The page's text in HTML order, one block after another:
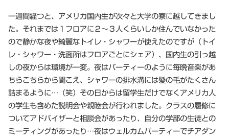
一週間経つと、アメリカ国内生が次々と大学の寮に越してきまし
た。それまでは１フロアに２～３人くらいしか住んでいなかった
ので静かな夜や綺麗なトイレ・シャワーが使えたのですが（トイ
レ・シャワー・洗面所はフロアごとにシェア）、国内生の引っ越
しの夜からは環境が一変。夜はパーティーのように毎晩音楽があ
ちらこちらから聞こえ、シャワーの排水溝には髪の毛がたくさん
詰まるように…（笑）その日からは留学生だけでなくアメリカ人
の学生も含めた説明会や親睦会が行われました。クラスの履修に
ついてアドバイザーと相談会があったり、自分の学部の生徒との
ミーティングがあったり…夜はウェルカムパーティーでチアダン